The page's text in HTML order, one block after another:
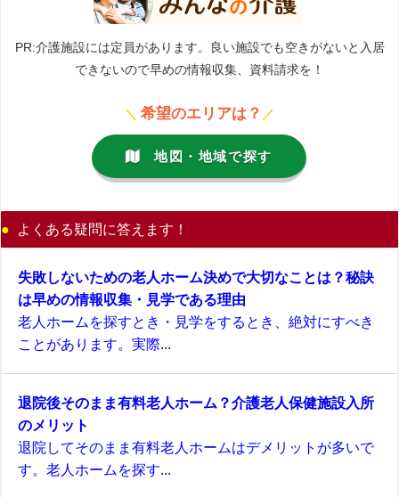
PR:介護施設には定員があります。良い施設でも空きがないと入居
できないので早めの情報収集、資料請求を！
＼ 希望のエリアは？ ／
地図・地域で探す
よくある疑問に答えます！
失敗しないための老人ホーム決めで大切なことは？秘訣
は早めの情報収集・見学である理由
老人ホームを探すとき・見学をするとき、絶対にすべき
ことがあります。実際...
退院後そのまま有料老人ホーム？介護老人保健施設入所
のメリット
退院してそのまま有料老人ホームはデメリットが多いで
す。老人ホームを探す...